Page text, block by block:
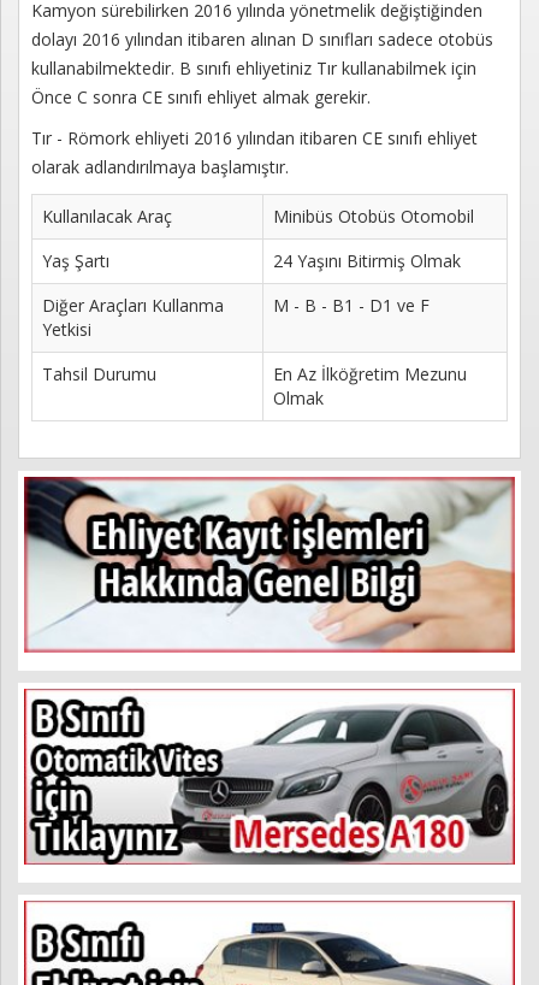
Kamyon sürebilirken 2016 yılında yönetmelik değiştiğinden
dolayı 2016 yılından itibaren alınan D sınıfları sadece otobüs
kullanabilmektedir. B sınıfı ehliyetiniz Tır kullanabilmek için
Önce C sonra CE sınıfı ehliyet almak gerekir.
Tır - Römork ehliyeti 2016 yılından itibaren CE sınıfı ehliyet
olarak adlandırılmaya başlamıştır.
Kullanılacak Araç
Minibüs Otobüs Otomobil
Yaş Şartı
24 Yaşını Bitirmiş Olmak
Diğer Araçları Kullanma
Yetkisi
M - B - B1 - D1 ve F
Tahsil Durumu
En Az İlköğretim Mezunu
Olmak
Online
Kayıt
İletişim